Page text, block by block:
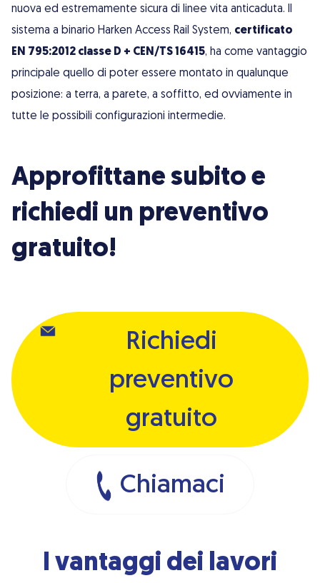
nuova ed estremamente sicura di linee vita anticaduta. Il
sistema a binario Harken Access Rail System, certificato
EN 795:2012 classe D + CEN/TS 16415, ha come vantaggio
principale quello di poter essere montato in qualunque
posizione: a terra, a parete, a soffitto, ed ovviamente in
tutte le possibili configurazioni intermedie.
Approfittane subito e
richiedi un preventivo
gratuito!
Richiedi
preventivo
gratuito
Chiamaci
I vantaggi dei lavori